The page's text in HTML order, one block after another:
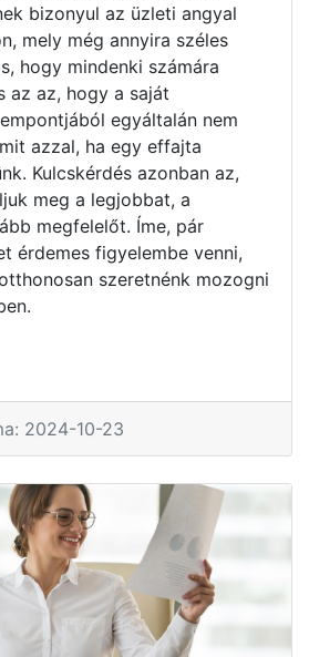
bizonyul az üzleti angyal
mely még annyira széles
hogy mindenki számára
az az, hogy a saját
egyáltalán nem
azzal, ha egy effajta
Kulcskérdés azonban az,
meg a legjobbat, a
megfelelőt. Íme, pár
érdemes figyelembe venni,
szeretnénk mozogni
2024-10-23